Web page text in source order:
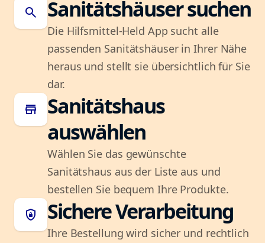
search Sanitätshäuser suchen
Die Hilfsmittel-Held App sucht alle
passenden Sanitätshäuser in Ihrer Nähe
heraus und stellt sie übersichtlich für Sie
dar.
store
Sanitätshaus
auswählen
Wählen Sie das gewünschte
Sanitätshaus aus der Liste aus und
bestellen Sie bequem Ihre Produkte.
shield_lock Sichere Verarbeitung
Ihre Bestellung wird sicher und rechtlich